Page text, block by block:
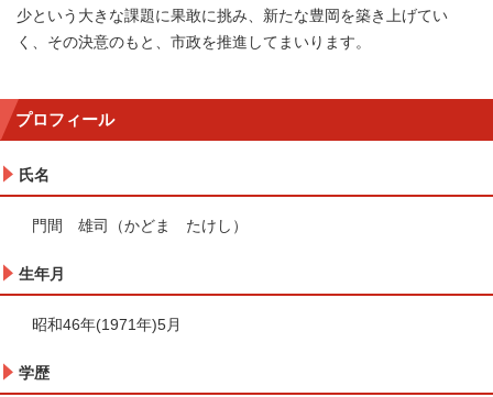
少という大きな課題に果敢に挑み、新たな豊岡を築き上げてい
く、その決意のもと、市政を推進してまいります。
プロフィール
氏名
門間 雄司（かどま たけし）
生年月
昭和46年(1971年)5月
学歴